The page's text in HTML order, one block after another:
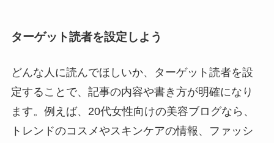
ターゲット読者を設定しよう
どんな人に読んでほしいか、ターゲット読者を設
定することで、記事の内容や書き方が明確になり
ます。例えば、20代女性向けの美容ブログなら、
トレンドのコスメやスキンケアの情報、ファッシ